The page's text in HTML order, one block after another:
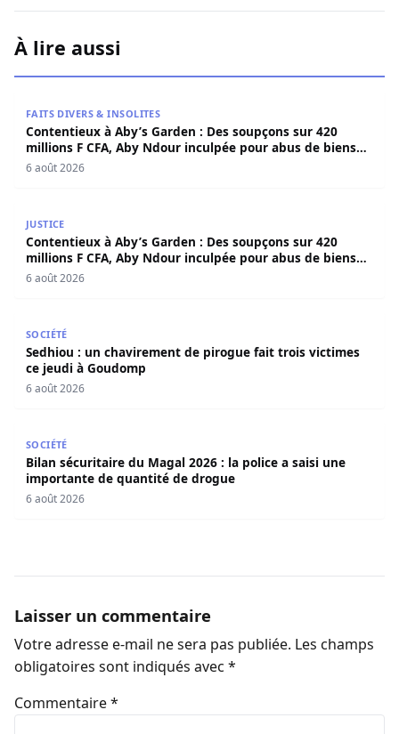
À lire aussi
FAITS DIVERS & INSOLITES
Contentieux à Aby’s Garden : Des soupçons sur 420
millions F CFA, Aby Ndour inculpée pour abus de biens
sociaux
6 août 2026
JUSTICE
Contentieux à Aby’s Garden : Des soupçons sur 420
millions F CFA, Aby Ndour inculpée pour abus de biens
sociaux
6 août 2026
SOCIÉTÉ
Sedhiou : un chavirement de pirogue fait trois victimes
ce jeudi à Goudomp
6 août 2026
SOCIÉTÉ
Bilan sécuritaire du Magal 2026 : la police a saisi une
importante de quantité de drogue
6 août 2026
Laisser un commentaire
Votre adresse e-mail ne sera pas publiée. Les champs
obligatoires sont indiqués avec *
Commentaire*